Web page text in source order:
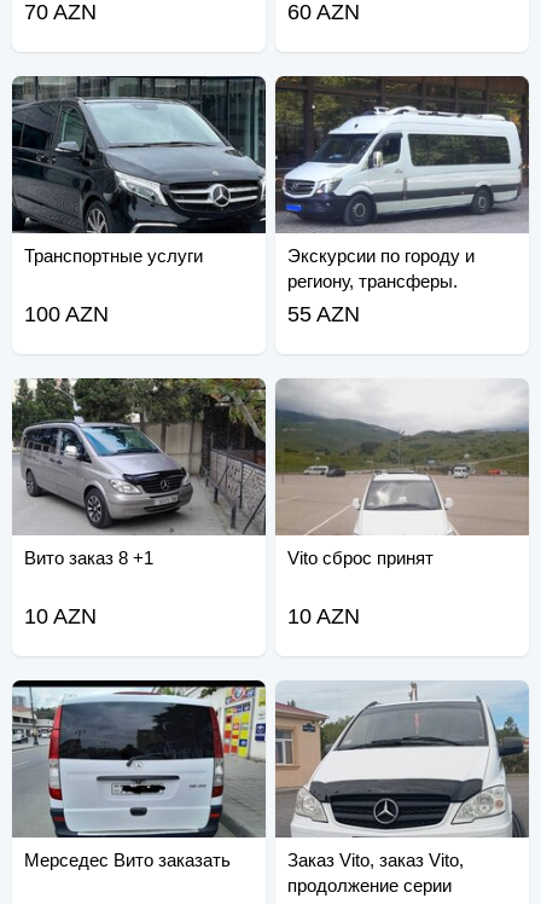
70 AZN 60 AZN
Транспортные услуги
100 AZN
Экскурсии по городу и
региону, трансферы.
Спринтер.
55 AZN
Вито заказ 8 +1
10 AZN
Vito сброс принят
10 AZN
Мерседес Вито заказать
Заказ Vito, заказ Vito,
продолжение серии